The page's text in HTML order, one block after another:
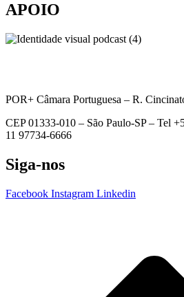
APOIO
POR+ Câmara Portuguesa – R.
CEP 01333-010 – São Paulo-SP – Tel
11 97734-6666
Siga-nos
Facebook Instagram Linkedin